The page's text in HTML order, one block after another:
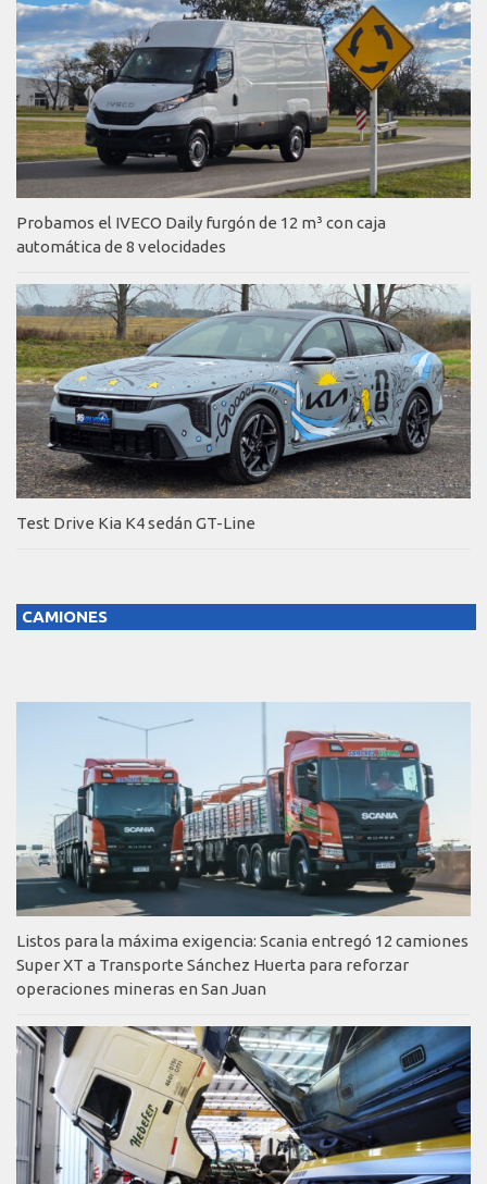
Probamos el IVECO Daily furgón de 12 m³ con caja
automática de 8 velocidades
Test Drive Kia K4 sedán GT-Line
CAMIONES
Listos para la máxima exigencia: Scania entregó 12 camiones
Super XT a Transporte Sánchez Huerta para reforzar
operaciones mineras en San Juan